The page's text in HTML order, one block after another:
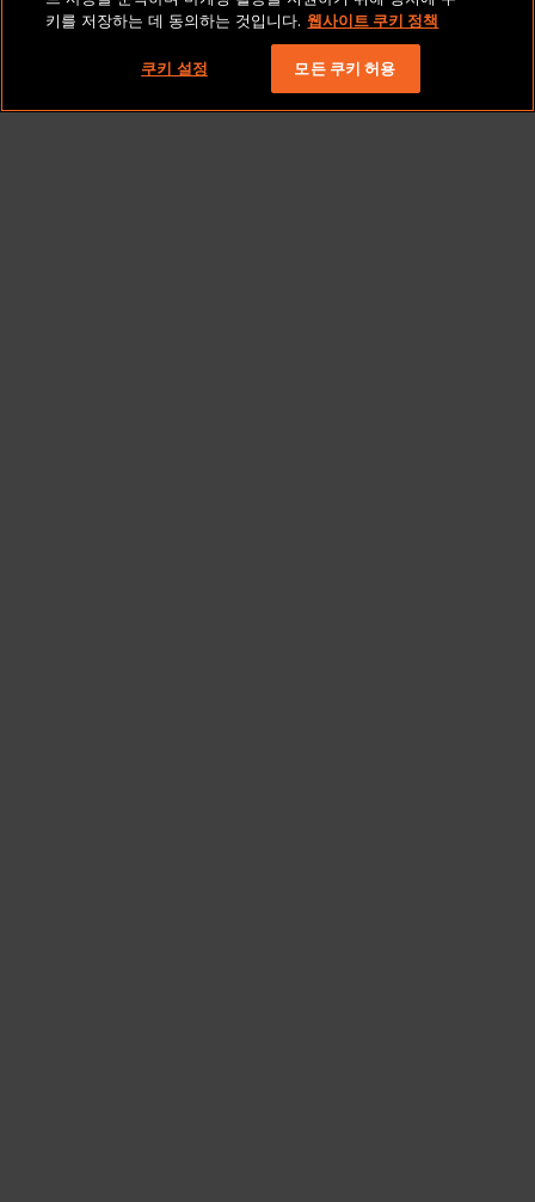
저작권 2026 Lionbridge Technologies, LLC. 모든 권리
보유.
키를 저장하는 데 동의하는 것입니다. 웹사이트 쿠키 정책
쿠키 설정 모든 쿠키 허용